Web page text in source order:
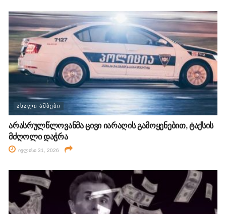
ᲐᲮᲐᲚᲘ ᲐᲛᲑᲔᲑᲘ
არასრულწლოვანმა ცივი იარაღის გამოყენებით, ტაქსის
მძღოლი დაჭრა
ივლისი 31, 2026